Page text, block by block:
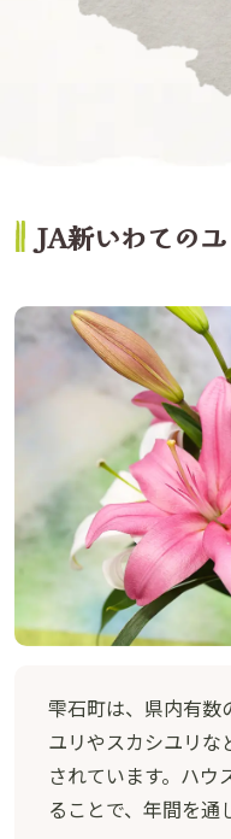
JA新いわてのユ
雫石町は、県内有数
ユリやスカシユリな
されています。ハウ
ることで、年間を通